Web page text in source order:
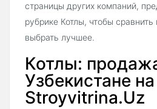
страницы других компаний,
рубрике Котлы, чтобы
выбрать лучшее.
Котлы:
Узбекистане на
Stroyvitrina.Uz